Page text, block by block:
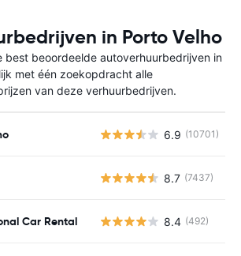
in Porto Velho
best beoordeelde autoverhuurbedrijven in
met één zoekopdracht alle
van deze verhuurbedrijven.
6.9 (10701)
8.7 (7437)
Car Rental 8.4 (492)